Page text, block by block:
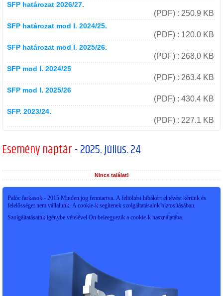
SFP határozat 2026/27.
(PDF) : 250.9 KB
SFP határozat mod I. 2024/25.
(PDF) : 120.0 KB
SFP határozat mod I. 2025/26.
(PDF) : 268.0 KB
SFP mod I. 2024/25
(PDF) : 263.4 KB
SFP mod I. 2025/26
(PDF) : 430.4 KB
SFP. 2023/24.
(PDF) : 227.1 KB
Esemény naptár- 2025. Július. 24
Nincs találat!
Palóc farkasok - 2015 Minden jog fenntartva. A feltöltési hibákért elnézést kérünk és
felelősséget nem vállalunk. A cookie-k segítenek szolgáltatásaink biztosításában.
Szolgáltatásaink igénybe vételével Ön beleegyezik a cookie-k használatába.